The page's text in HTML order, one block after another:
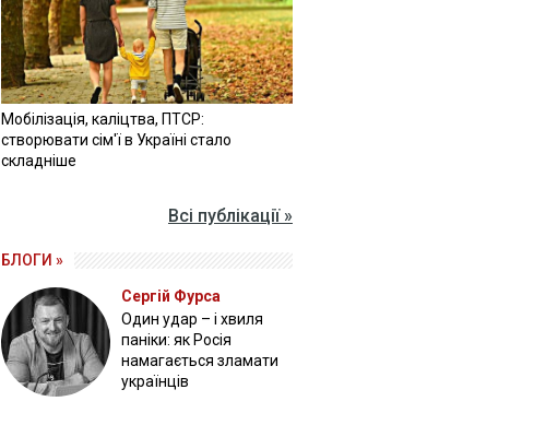
Мобілізація, каліцтва, ПТСР:
створювати сім'ї в Україні стало
складніше
Всі публікації »
БЛОГИ »
Сергій Фурса
Один удар – і хвиля
паніки: як Росія
намагається зламати
українців